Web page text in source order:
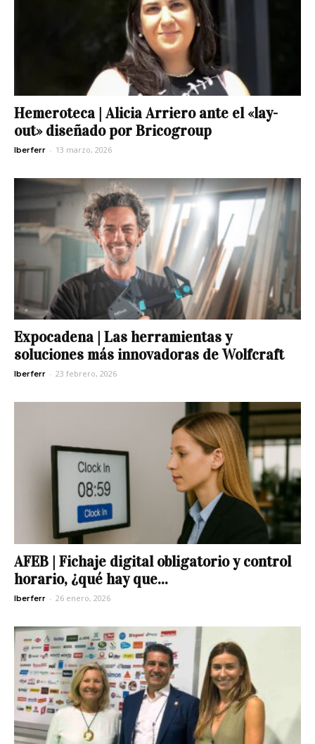
Hemeroteca | Alicia Arriero ante el «lay-
out» diseñado por Bricogroup
Iberferr - 13 marzo, 2026
Expocadena | Las herramientas y
soluciones más innovadoras de Wolfcraft
Iberferr - 23 febrero, 2026
AFEB | Fichaje digital obligatorio y control
horario, ¿qué hay que...
Iberferr - 26 enero, 2026